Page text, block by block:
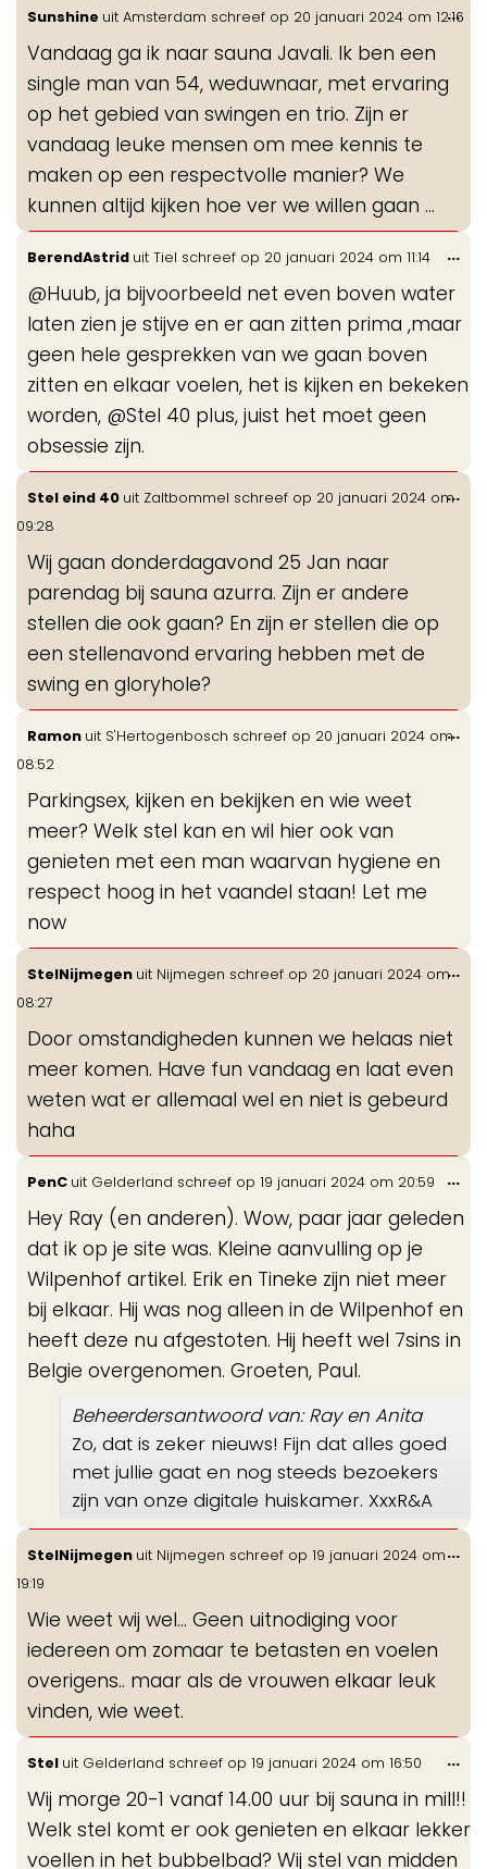
Sunshine uit Amsterdam schreef op 20 januari 2024 om 12:16
Vandaag ga ik naar sauna Javali. Ik ben een
single man van 54, weduwnaar, met ervaring
op het gebied van swingen en trio. Zijn er
vandaag leuke mensen om mee kennis te
maken op een respectvolle manier? We
kunnen altijd kijken hoe ver we willen gaan …
...
BerendAstrid uit Tiel schreef op 20 januari 2024 om 11:14
@Huub, ja bijvoorbeeld net even boven water
laten zien je stijve en er aan zitten prima ,maar
geen hele gesprekken van we gaan boven
zitten en elkaar voelen, het is kijken en bekeken
worden, @Stel 40 plus, juist het moet geen
obsessie zijn.
...
Stel eind 40 uit Zaltbommel schreef op 20 januari 2024 om
09:28
Wij gaan donderdagavond 25 Jan naar
parendag bij sauna azurra. Zijn er andere
stellen die ook gaan? En zijn er stellen die op
een stellenavond ervaring hebben met de
swing en gloryhole?
...
Ramon uit S'Hertogenbosch schreef op 20 januari 2024 om
08:52
Parkingsex, kijken en bekijken en wie weet
meer? Welk stel kan en wil hier ook van
genieten met een man waarvan hygiene en
respect hoog in het vaandel staan! Let me
now
...
StelNijmegen uit Nijmegen schreef op 20 januari 2024 om
08:27
Door omstandigheden kunnen we helaas niet
meer komen. Have fun vandaag en laat even
weten wat er allemaal wel en niet is gebeurd
haha
...
PenC uit Gelderland schreef op 19 januari 2024 om 20:59
Hey Ray (en anderen). Wow, paar jaar geleden
dat ik op je site was. Kleine aanvulling op je
Wilpenhof artikel. Erik en Tineke zijn niet meer
bij elkaar. Hij was nog alleen in de Wilpenhof en
heeft deze nu afgestoten. Hij heeft wel 7sins in
Belgie overgenomen. Groeten, Paul.
Beheerdersantwoord van: Ray en Anita
Zo, dat is zeker nieuws! Fijn dat alles goed
met jullie gaat en nog steeds bezoekers
zijn van onze digitale huiskamer. XxxR&A
...
StelNijmegen uit Nijmegen schreef op 19 januari 2024 om
19:19
Wie weet wij wel... Geen uitnodiging voor
iedereen om zomaar te betasten en voelen
overigens.. maar als de vrouwen elkaar leuk
vinden, wie weet.
...
Stel uit Gelderland schreef op 19 januari 2024 om 16:50
Wij morge 20-1 vanaf 14.00 uur bij sauna in mill!!
Welk stel komt er ook genieten en elkaar lekker
voellen in het bubbelbad? Wij stel van midden
...